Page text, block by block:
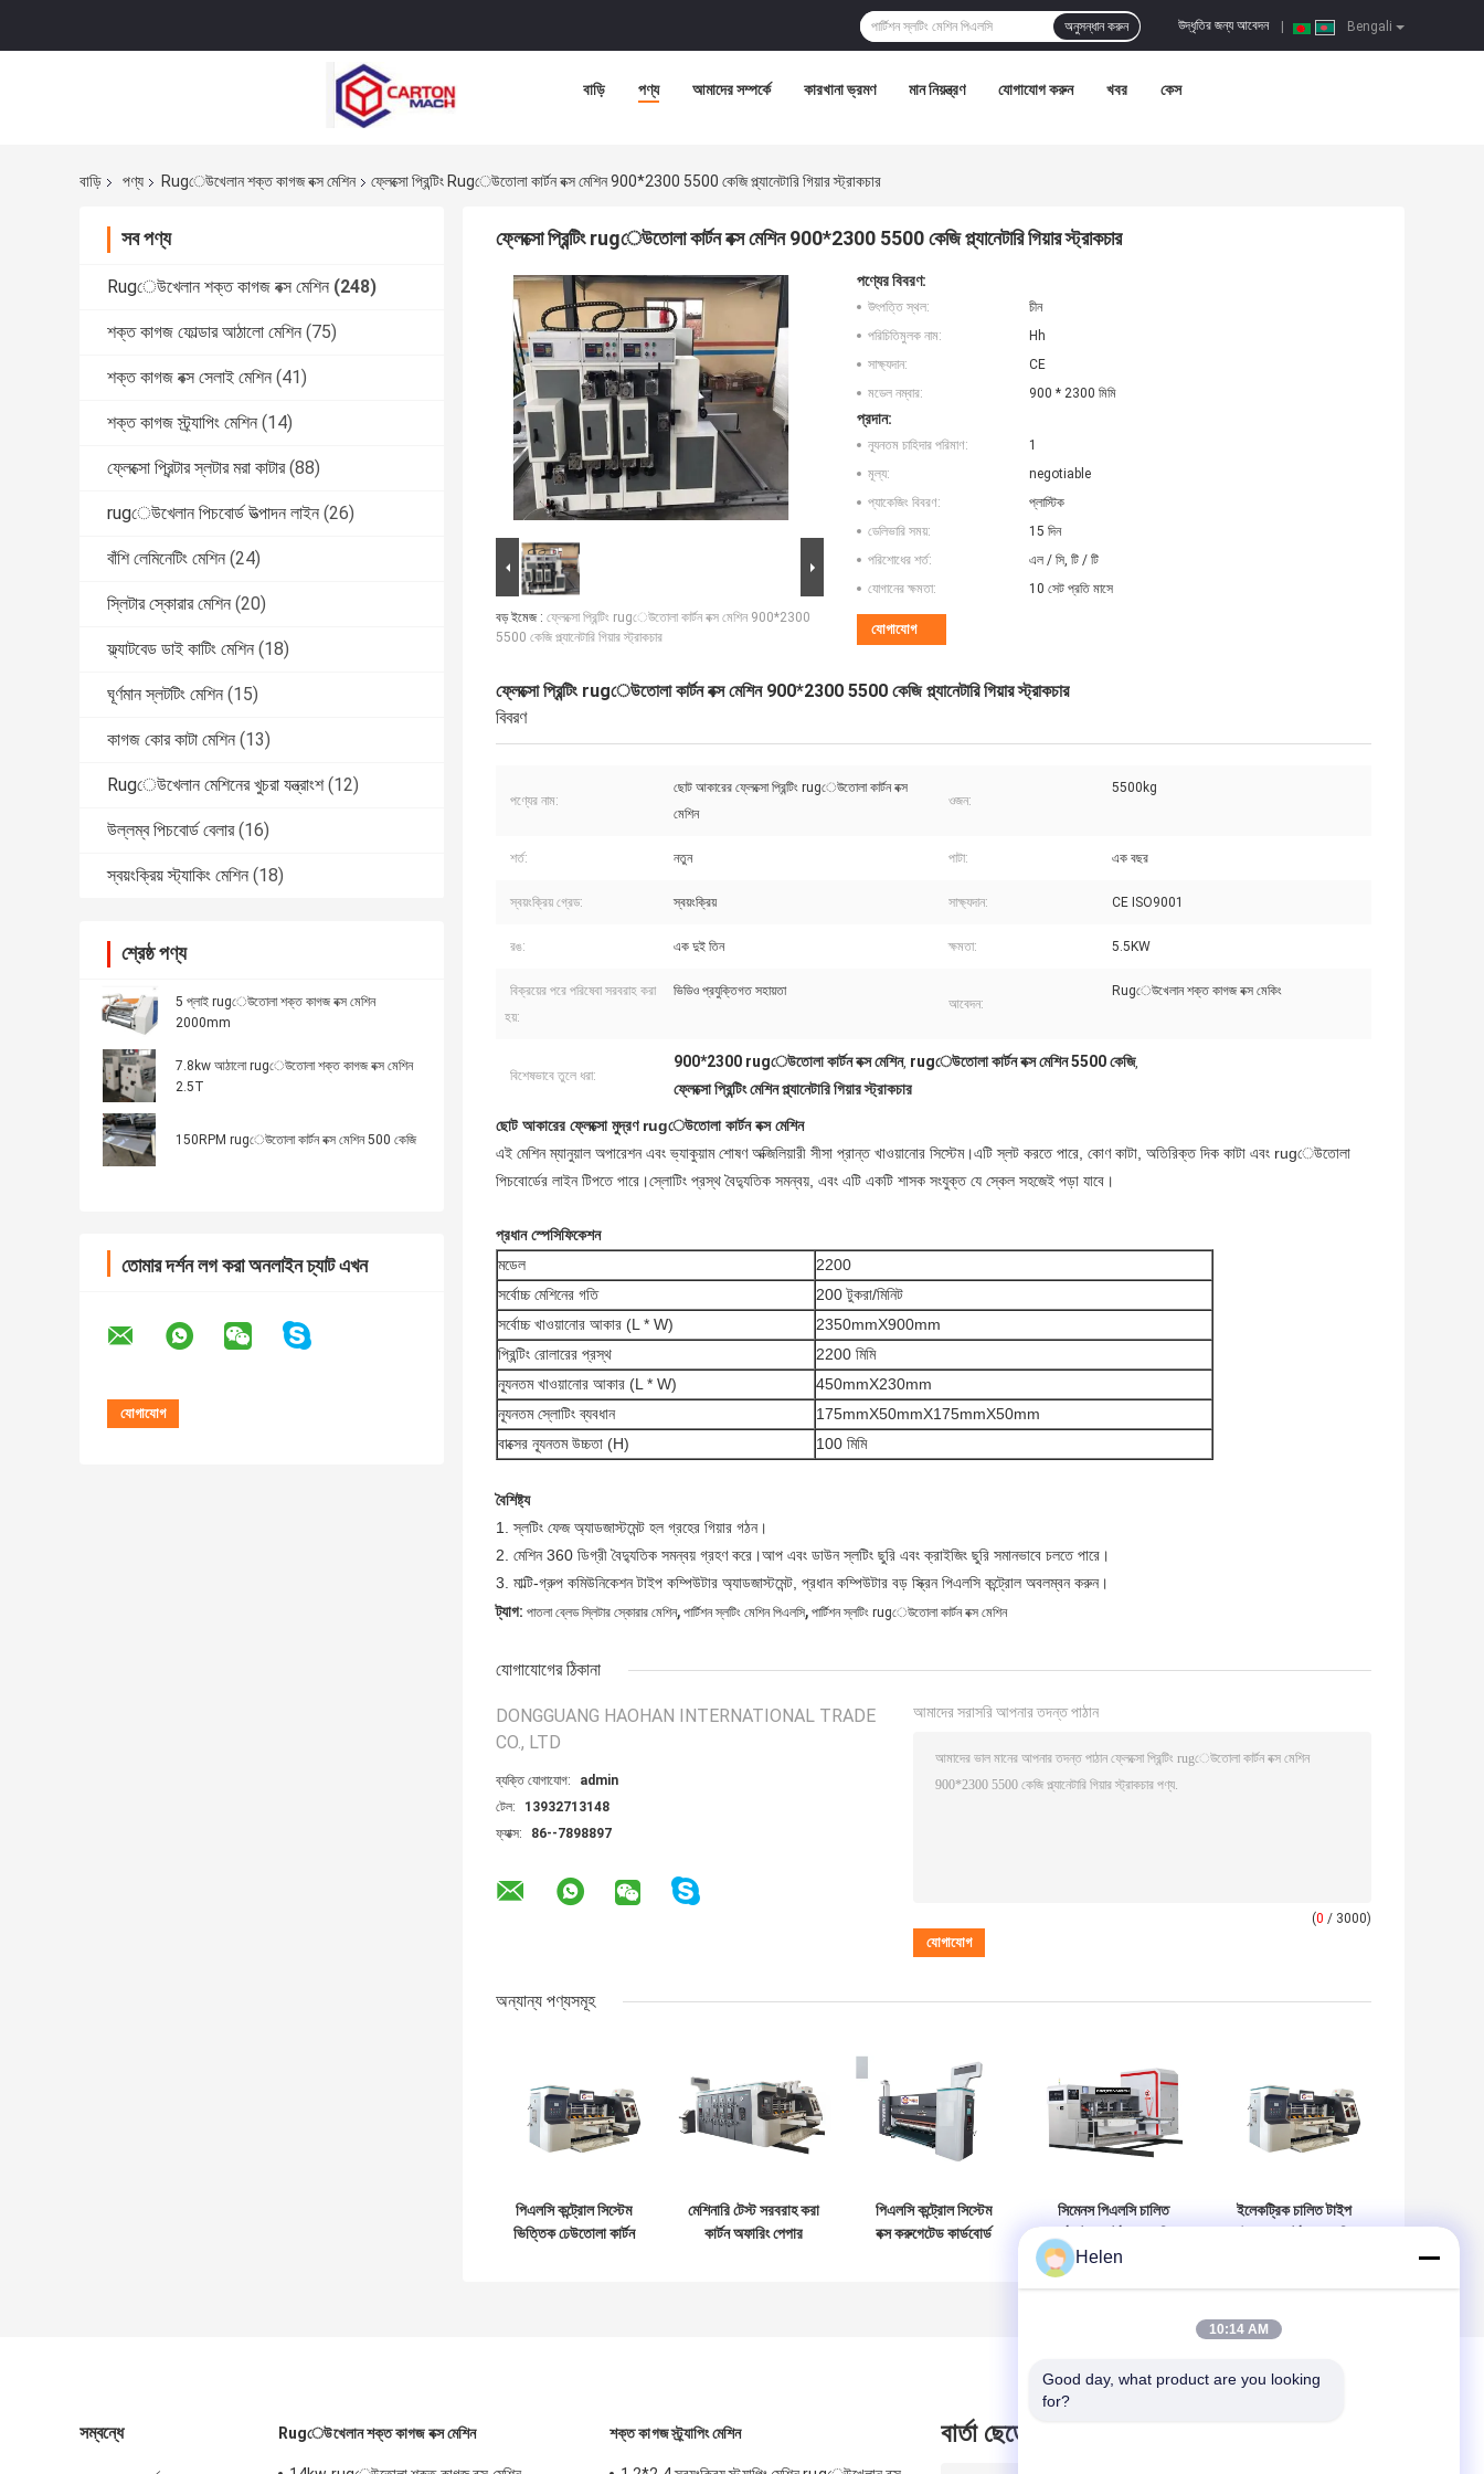
Bengali
উদ্ধৃতির জন্য আবেদন
অনুসন্ধান করুন
বাড়ি পণ্য আমাদের সম্পর্কে কারখানা ভ্রমণ মান নিয়ন্ত্রণ যোগাযোগ করুন খবর কেস
বাড়ি পণ্য Rugেউখেলান শক্ত কাগজ বক্স মেশিন ফ্লেক্সো প্রিন্টিং Rugেউতোলা কার্টন বক্স মেশিন 900*2300 5500 কেজি প্ল্যানেটারি গিয়ার স্ট্রাকচার
সব পণ্য
Rugেউখেলান শক্ত কাগজ বক্স মেশিন (248)
শক্ত কাগজ ফোল্ডার আঠালো মেশিন (75)
শক্ত কাগজ বক্স সেলাই মেশিন (41)
শক্ত কাগজ স্ট্র্যাপিং মেশিন (14)
ফ্লেক্সো প্রিন্টার স্লটার মরা কাটার (88)
rugেউখেলান পিচবোর্ড উত্পাদন লাইন (26)
বাঁশি লেমিনেটিং মেশিন (24)
স্লিটার স্কোরার মেশিন (20)
ফ্ল্যাটবেড ডাই কাটিং মেশিন (18)
ঘূর্ণমান স্লটটিং মেশিন (15)
কাগজ কোর কাটা মেশিন (13)
Rugেউখেলান মেশিনের খুচরা যন্ত্রাংশ (12)
উল্লম্ব পিচবোর্ড বেলার (16)
স্বয়ংক্রিয় স্ট্যাকিং মেশিন (18)
শ্রেষ্ঠ পণ্য
5 প্লাই rugেউতোলা শক্ত কাগজ বক্স মেশিন
2000mm
7.8kw আঠালো rugেউতোলা শক্ত কাগজ বক্স মেশিন
2.5T
150RPM rugেউতোলা কার্টন বক্স মেশিন 500 কেজি
তোমার দর্শন লগ করা অনলাইন চ্যাট এখন
ফ্লেক্সো প্রিন্টিং rugেউতোলা কার্টন বক্স মেশিন 900*2300 5500 কেজি প্ল্যানেটারি গিয়ার স্ট্রাকচার
বড় ইমেজ : ফ্লেক্সো প্রিন্টিং rugেউতোলা কার্টন বক্স মেশিন 900*2300
5500 কেজি প্ল্যানেটারি গিয়ার স্ট্রাকচার
পণ্যের বিবরণ:
উৎপত্তি স্থল:
চীন
পরিচিতিমুলক নাম:
Hh
সাক্ষ্যদান:
CE
মডেল নম্বার:
900 * 2300 মিমি
প্রদান:
ন্যূনতম চাহিদার পরিমাণ:
1
মূল্য:
negotiable
প্যাকেজিং বিবরণ:
প্লাস্টিক
ডেলিভারি সময়:
15 দিন
পরিশোধের শর্ত:
এল / সি, টি / টি
যোগানের ক্ষমতা:
10 সেট প্রতি মাসে
যোগাযোগ
ফ্লেক্সো প্রিন্টিং rugেউতোলা কার্টন বক্স মেশিন 900*2300 5500 কেজি প্ল্যানেটারি গিয়ার স্ট্রাকচার
বিবরণ
পণ্যের নাম:
ছোট আকারের ফ্লেক্সো প্রিন্টিং rugেউতোলা কার্টন বক্স
মেশিন
ওজন:
5500kg
শর্ত: নতুন পাটা: এক বছর
স্বয়ংক্রিয় গ্রেড: স্বয়ংক্রিয় সাক্ষ্যদান: CE ISO9001
রঙ: এক দুই তিন ক্ষমতা: 5.5KW
বিক্রয়ের পরে পরিষেবা সরবরাহ করা
হয়:
ভিডিও প্রযুক্তিগত সহায়তা
আবেদন:
Rugেউখেলান শক্ত কাগজ বক্স মেকিং
বিশেষভাবে তুলে ধরা:
900*2300 rugেউতোলা কার্টন বক্স মেশিন, rugেউতোলা কার্টন বক্স মেশিন 5500 কেজি,
ফ্লেক্সো প্রিন্টিং মেশিন প্ল্যানেটারি গিয়ার স্ট্রাকচার
ছোট আকারের ফ্লেক্সো মুদ্রণ rugেউতোলা কার্টন বক্স মেশিন
এই মেশিন ম্যানুয়াল অপারেশন এবং ভ্যাকুয়াম শোষণ অক্জিলিয়ারী সীসা প্রান্ত খাওয়ানোর সিস্টেম।এটি স্লট করতে পারে, কোণ কাটা, অতিরিক্ত দিক কাটা এবং rugেউতোলা
পিচবোর্ডের লাইন টিপতে পারে।স্লোটিং প্রস্থ বৈদ্যুতিক সমন্বয়, এবং এটি একটি শাসক সংযুক্ত যে স্কেল সহজেই পড়া যাবে।
প্রধান স্পেসিফিকেশন
মডেল
2200
সর্বোচ্চ মেশিনের গতি
200 টুকরা/মিনিট
সর্বোচ্চ খাওয়ানোর আকার (L * W)
2350mmX900mm
প্রিন্টিং রোলারের প্রস্থ
2200 মিমি
ন্যূনতম খাওয়ানোর আকার (L * W)
450mmX230mm
ন্যূনতম স্লোটিং ব্যবধান
175mmX50mmX175mmX50mm
বাক্সের ন্যূনতম উচ্চতা (H)
100 মিমি
বৈশিষ্ট্য
1. স্লটিং ফেজ অ্যাডজাস্টমেন্ট হল গ্রহের গিয়ার গঠন।
2. মেশিন 360 ডিগ্রী বৈদ্যুতিক সমন্বয় গ্রহণ করে।আপ এবং ডাউন স্লটিং ছুরি এবং ক্রাইজিং ছুরি সমানভাবে চলতে পারে।
3. মাল্টি-গ্রুপ কমিউনিকেশন টাইপ কম্পিউটার অ্যাডজাস্টমেন্ট, প্রধান কম্পিউটার বড় স্ক্রিন পিএলসি কন্ট্রোল অবলম্বন করুন।
ট্যাগ: পাতলা ব্লেড স্লিটার স্কোরার মেশিন, পার্টিশন স্লটিং মেশিন পিএলসি, পার্টিশন স্লটিং rugেউতোলা কার্টন বক্স মেশিন
যোগাযোগের ঠিকানা
DONGGUANG HAOHAN INTERNATIONAL TRADE
CO., LTD
ব্যক্তি যোগাযোগ:
admin
টেল:
13932713148
ফ্যাক্স:
86--7898897
আমাদের সরাসরি আপনার তদন্ত পাঠান
(0 / 3000)
অন্যান্য পণ্যসমূহ
পিএলসি কন্ট্রোল সিস্টেম
ভিত্তিক ঢেউতোলা কার্টন
মেশিনারি টেস্ট সরবরাহ করা
কার্টন অফারিং পেপার
পিএলসি কন্ট্রোল সিস্টেম
বক্স করুগেটেড কার্ডবোর্ড
সিমেনস পিএলসি চালিত
কর্গুয়েটেড কার্টন প্যাকেজিং
ইলেকট্রিক চালিত টাইপ
সম্বন্ধে Rugেউখেলান শক্ত কাগজ বক্স মেশিন শক্ত কাগজ স্ট্র্যাপিং মেশিন বার্তা ছেড়ে
Helen
10:14 AM
Good day, what product are you looking
for?